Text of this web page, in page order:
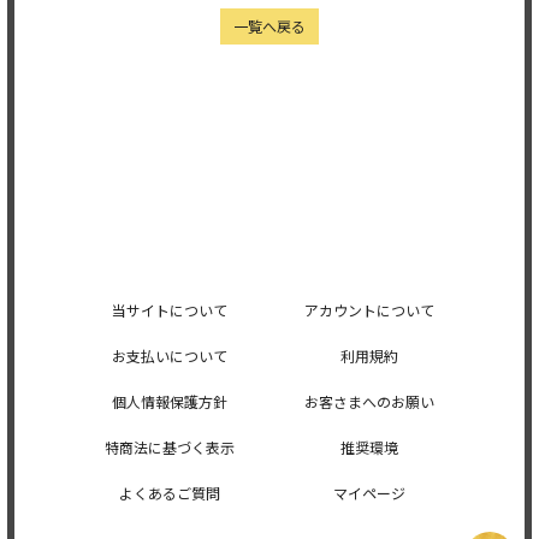
一覧へ戻る
当サイトについて アカウントについて
お支払いについて 利用規約
個人情報保護方針 お客さまへのお願い
特商法に基づく表示 推奨環境
よくあるご質問 マイページ